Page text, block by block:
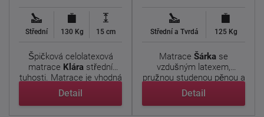
Střední 130 Kg 15 cm
Špičková celolatexová
matrace Klára střední
tuhosti. Matrace je vhodná
...
Detail
Střední a Tvrdá 125 Kg
Matrace Šárka se
vzdušným latexem,
pružnou studenou pěnou a
prošívaným ...
Detail